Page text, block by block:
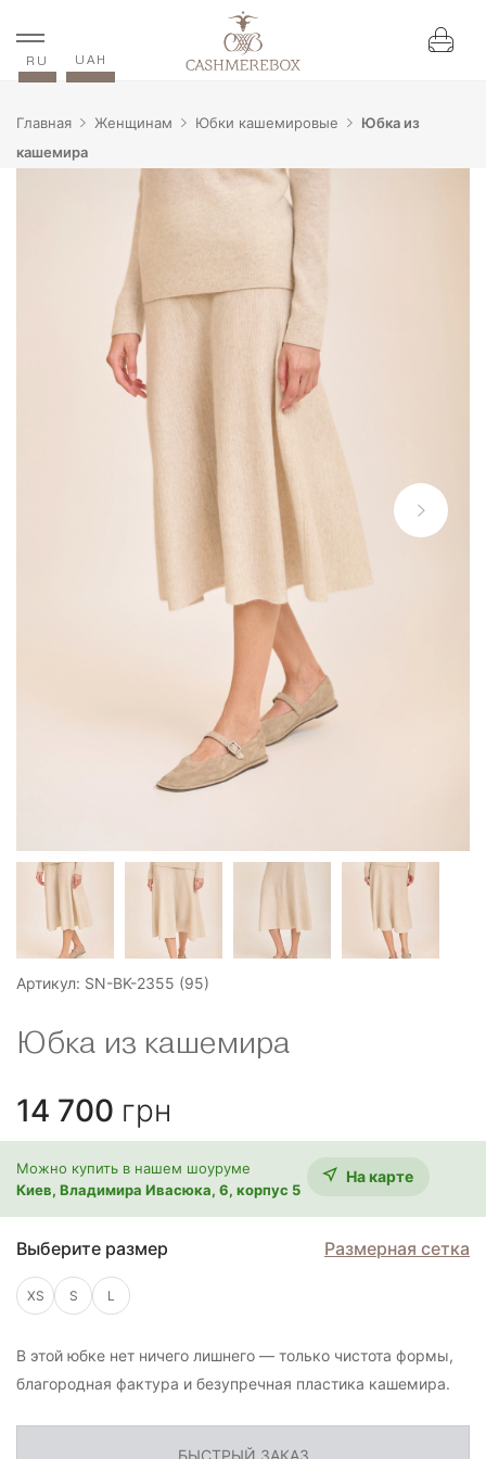
RU UAH
Главная Женщинам Юбки кашемировые
Юбка из
кашемира
Артикул: SN-BK-2355 (95)
Юбка из кашемира
14 700 грн
Можнo купить в нашем шоуруме
Киев, Владимира Ивасюка, 6, корпус 5
На карте
Выберите размер Размерная сетка
XS S L
В этой юбке нет ничего лишнего — только чистота формы,
благородная фактура и безупречная пластика кашемира.
БЫСТРЫЙ ЗАКАЗ